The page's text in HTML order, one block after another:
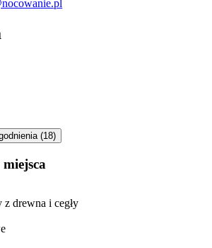
(18)
miejsca
drewna i cegły